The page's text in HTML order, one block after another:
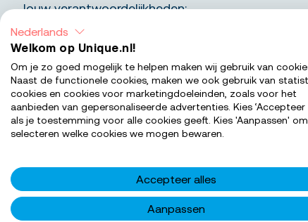
Jouw verantwoordelijkheden:
Assembleren en samenbouwen van pompen
Uitvoeren van controles op onderdelen en
Testen van complete pompen volgens het
Administratief bijhouden van
Naast de hoofdtaak als monteur kan dit
slijpen van slangen en het assisteren in de
Wat bieden we jou
Nederlands
Welkom op Unique.nl!
Om je zo goed mogelijk te helpen maken wij gebruik van
Naast de functionele cookies, maken we ook gebruik van
cookies en cookies voor marketingdoeleinden, zoals voor het
aanbieden van gepersonaliseerde advertenties. Kies ‘Accepteer
als je toestemming voor alle cookies geeft. Kies 'Aanpassen'
selecteren welke cookies we mogen bewaren.
Accepteer alles
Aanpassen